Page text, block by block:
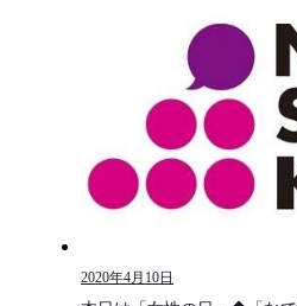
2020年4月10日